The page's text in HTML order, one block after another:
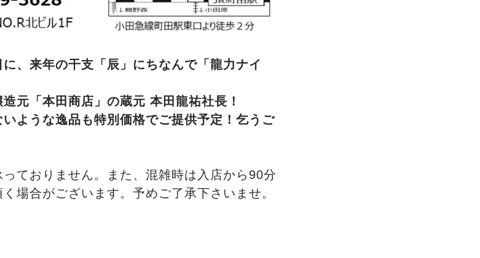
、来年の干支「辰」にちなんで「龍力ナイ
元「本田商店」の蔵元 本田龍祐社長！
ような逸品も特別価格でご提供予定！乞うご
ておりません。また、混雑時は入店から90分
場合がございます。予めご了承下さいませ。